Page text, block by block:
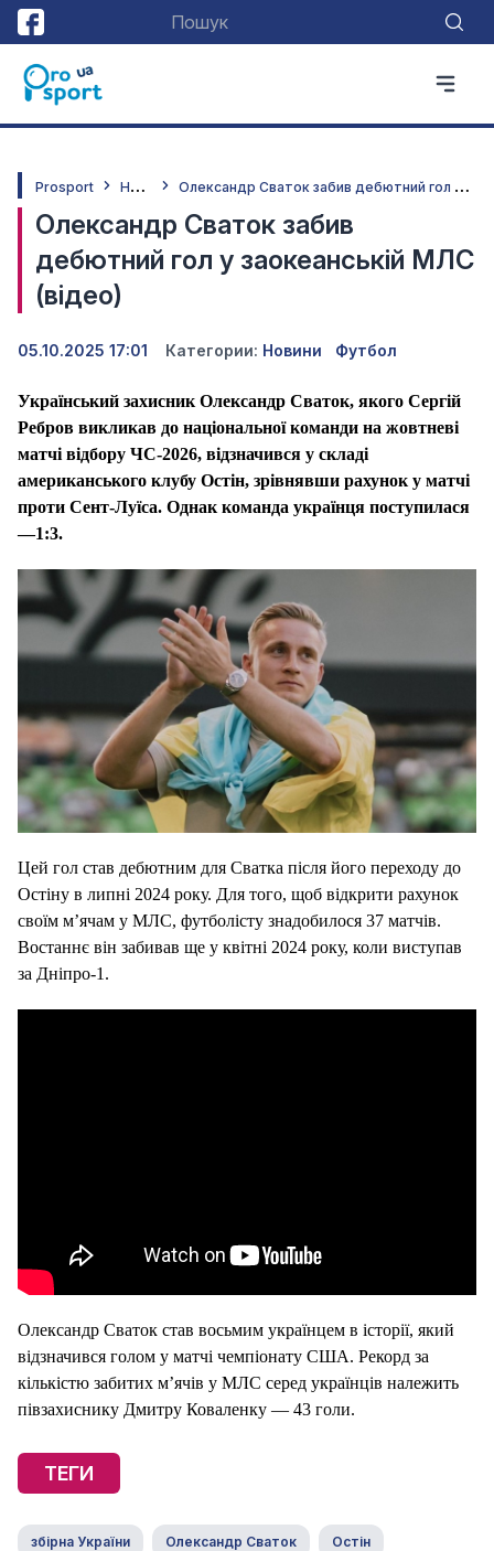
Prosport Н
овини О
лександр Сваток забив дебютний гол у заокеанській МЛС (відео)
Олександр Сваток забив
дебютний гол у заокеанській МЛС
(відео)
05.10.2025 17:01 Категории: Новини Футбол
Український захисник Олександр Сваток, якого Сергій
Ребров викликав до національної команди на жовтневі
матчі відбору ЧС-2026, відзначився у складі
американського клубу Остін, зрівнявши рахунок у матчі
проти Сент-Луїса. Однак команда українця поступилася
—1:3.
Цей гол став дебютним для Сватка після його переходу до
Остіну в липні 2024 року. Для того, щоб відкрити рахунок
своїм м’ячам у МЛС, футболісту знадобилося 37 матчів.
Востаннє він забивав ще у квітні 2024 року, коли виступав
за Дніпро-1.
Олександр Сваток став восьмим українцем в історії, який
відзначився голом у матчі чемпіонату США. Рекорд за
кількістю забитих м’ячів у МЛС серед українців належить
півзахиснику Дмитру Коваленку — 43 голи.
ТЕГИ
збірна України Олександр Сваток Остін